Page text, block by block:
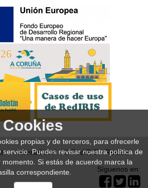
Accesibilidad © RedIRIS
Red.es
Síguenos en:
Cookies
propias y de terceros, para ofrecerle
servicio. Puedes revisar nuestra política de
Si estás de acuerdo marca la
correspondiente.